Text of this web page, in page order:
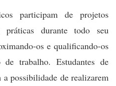
participam de projetos
práticas durante todo seu
os e qualificando-os
trabalho. Estudantes de
possibilidade de realizarem